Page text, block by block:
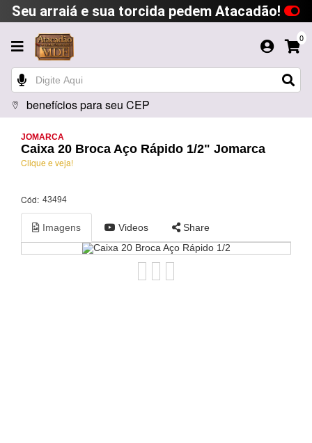
Seu arraiá e sua torcida pedem Atacadão!
0
benefícios para seu CEP
JOMARCA
Caixa 20 Broca Aço Rápido 1/2" Jomarca
Clique e veja!
Cód: 43494
Imagens Videos Share